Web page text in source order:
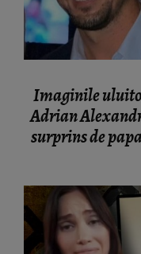
Imaginile
Adrian
surprins de